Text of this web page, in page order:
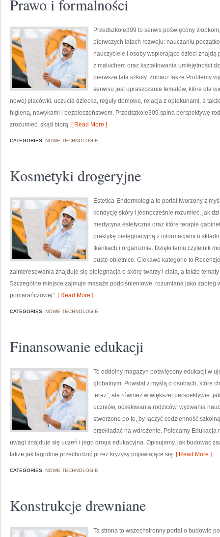
Prawo i formalności
Przedszkole309 to serwis poświęcony
pierwszych latach rozwoju: nauczaniu
nauczyciele i osoby wspierające dzieci znajdą
z maluchem oraz kształtowania umiejętności
pierwsze lata szkoły. Zobacz także Problemy
serwisu jest upraszczanie tematów, które dla
nowej placówki, uczucia dziecka, reguły domowe, relacja z opiekunami, a
higieną, nawykami i bezpieczeństwem. Przedszkole309 spina perspektywę
zrozumieć, skąd biorą [ Read More ]
CATEGORIES: NOWE TECHNOLOGIE
Kosmetyki drogeryjne
Estetica-Endermologia to portal tworzony z
kondycję skóry i jednocześnie rozumieć, jak
medycyna estetyczna oraz które terapie
praktykę pielęgnacyjną z informacjami o
tkankach i organizmie. Dzięki temu czytelnik
puste obietnice. Ciekawe kategorie to
zainteresowania znajduje się pielęgnacja o skórę twarzy i ciała, a także
Szczególne miejsce zajmuje masaże podciśnieniowe, rozumiana jako zabieg
pomarańczowej” [ Read More ]
CATEGORIES: NOWE TECHNOLOGIE
Finansowanie edukacji
To oddolny magazyn poświęcony edukacji w
globalnym. Powstał z myślą o osobach, które
teraz”, ale również w większej perspektywie:
uczniów, oczekiwania rodziców, wyzwania
stworzone po to, by łączyć codzienność
przekładać na wdrożenie. Polecamy
uwagi znajduje się uczeń i jego droga edukacyjna. Opisujemy, jak budować
także jak łagodnie przechodzić przez kryzysy pojawiające się [ Read More ]
CATEGORIES: NOWE TECHNOLOGIE
Konstrukcje drewniane
Ta strona to wszechstronny portal o budowie